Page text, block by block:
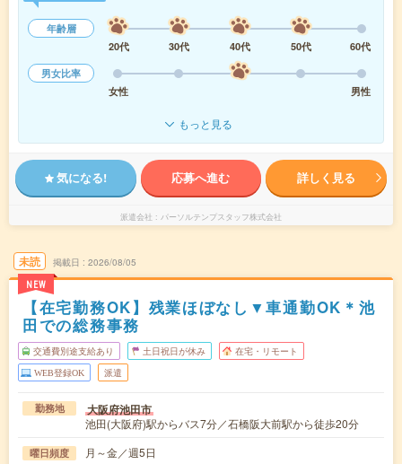
年齢層
20代
30代 40代 50代
60代
男女比率
女性
男性
もっと見る
気になる! 応募へ進む 詳しく見る
派遣会社 パーソルテンプスタッフ株式会社
未読
NEW
掲載日 2026/08/05
【在宅勤務OK】残業ほぼなし▼車通勤OK＊池
田での総務事務
交通費別途支給あり 土日祝日が休み 在宅・リモート
WEB登録OK 派遣
勤務地 大阪府池田市
池田(大阪府)駅からバス7分／石橋阪大前駅から徒歩20分
曜日頻度 月～金／週5日